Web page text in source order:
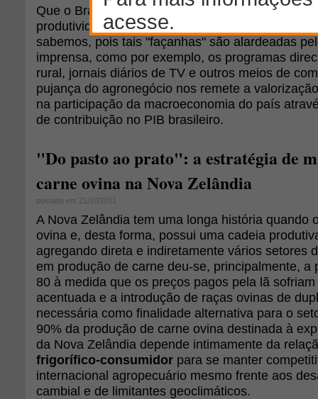
Que o Brasil está produzindo cada vez mais e
produtividade tanto na agricultura quanto na
sabemos, pois tais "façanhas" são alardeadas
imprensa, como por exemplo, os programas
rural, jornais diários de TV e outros meios de
pujança do agronegócio nos remete a
na participação da macroeconomia do país
de contribuição no PIB brasileiro.
"Do pasto ao prato": a estratégia de
carne ovina na Nova Zelândia
postado em 21/10/2011
A Nova Zelândia tem uma longa história quando
ovina e, desta forma, possui uma cadeia
agregando direta e indiretamente vários setores
em produção de carne deu-se, principalmente, a
80 à medida que os preços pagos pela lã
acentuada e a introdução de raças ovinas de
necessária como finalidade alternativa para o
90% da produção de carne ovina destinada à
da Nova Zelândia depende intimamente da
frigorífico-consumidor para se manter
internacional agropecuário mesmo frente aos
cambial e de limitantes geoclimáticos.